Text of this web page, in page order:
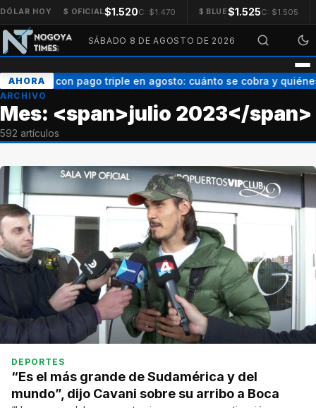
DÓLAR HOY $ OFICIAL$1.520C: $1.470 $ BLUE$1.525C: $1.505
SÁBADO 8 DE AGOSTO DE 2026
AHORAAUH con pago triple en agosto: cuánto se cobra y
ARCHIVO
Mes: <span>julio 2023</span>
592 artículos
DEPORTES
“Es el más grande de Sudamérica y del
mundo”, dijo Cavani sobre su arribo a Boca